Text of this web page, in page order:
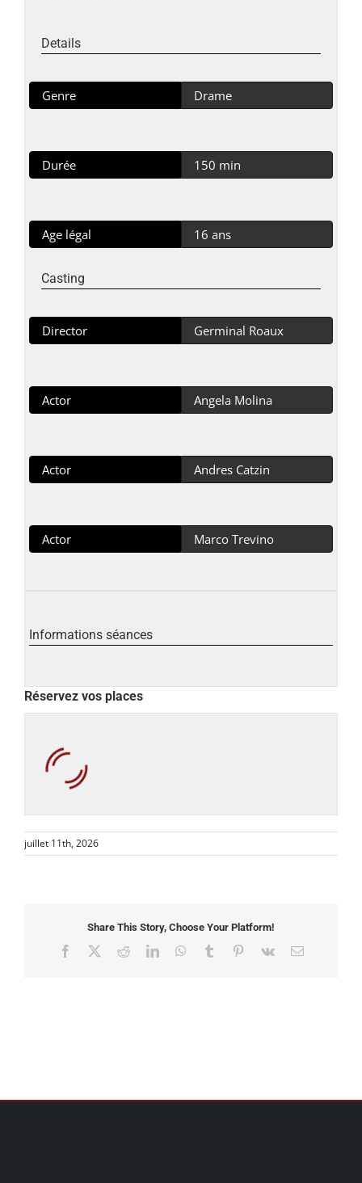
Details
Genre Drame
Durée 150 min
Age légal 16 ans
Casting
Director Germinal Roaux
Actor Angela Molina
Actor Andres Catzin
Actor Marco Trevino
Informations séances
Réservez vos places
juillet 11th, 2026
Share This Story, Choose Your Platform!
Facebook RedditLinkedInWhatsApp
Tumblr Pinterest
Vk Email